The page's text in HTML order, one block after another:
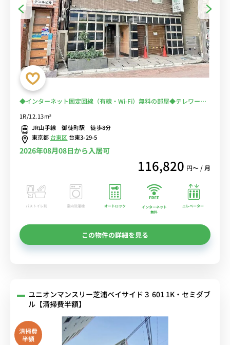
◆インターネット固定回線（有線・Wi-Fi）無料の部屋◆テレワー
ク・在宅勤務の方から人気♪2019年室内リニューアル！キレイなお
部屋で女性人気
1R/12.13m²
JR山手線 御徒町駅 徒歩8分
東京都台東区台東3-29-5
2026年08月08日から入居可
116,820 円〜 / 月
バストイレ別 室内洗濯機 オートロック
インターネット
無料
エレベーター
この物件の詳細を見る
ユニオンマンスリー芝浦ベイサイド３ 601 1K・セミダブ
ル【清掃費半額】
清掃費
半額